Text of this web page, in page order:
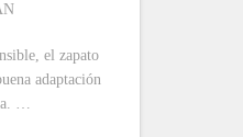
el zapato
adaptación
…